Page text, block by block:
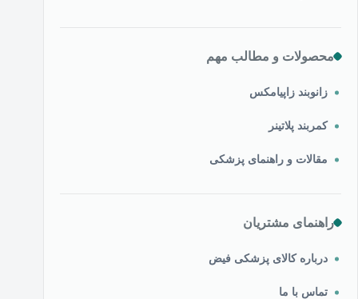
محصولات و مطالب مهم
زانوبند زاپیامکس
کمربند پلاتینر
مقالات و راهنمای پزشکی
راهنمای مشتریان
درباره کالای پزشکی فیض
تماس با ما